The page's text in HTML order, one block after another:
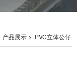
产品展示 > PVC立体公仔